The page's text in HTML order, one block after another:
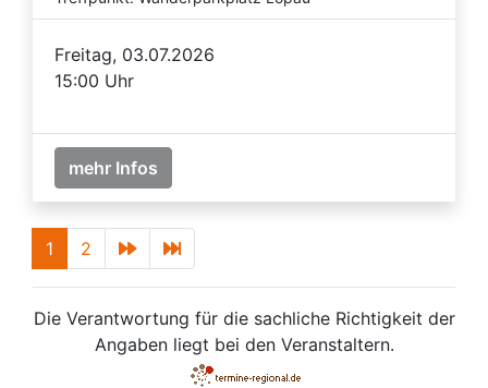
Freitag, 03.07.2026
15:00 Uhr
mehr Infos
1 2
Die Verantwortung für die sachliche Richtigkeit der
Angaben liegt bei den Veranstaltern.